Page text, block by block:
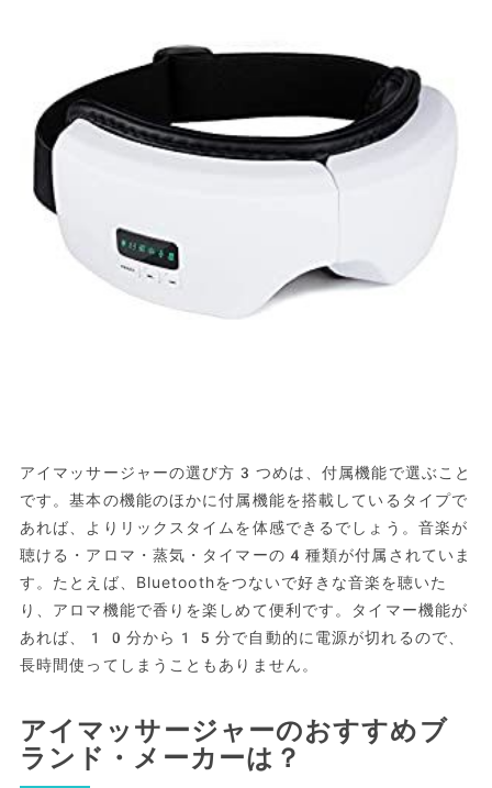
アイマッサージャーの選び方3つめは、付属機能で選ぶこと
です。基本の機能のほかに付属機能を搭載しているタイプで
あれば、よりリックスタイムを体感できるでしょう。音楽が
聴ける・アロマ・蒸気・タイマーの4種類が付属されていま
す。たとえば、Bluetoothをつないで好きな音楽を聴いた
り、アロマ機能で香りを楽しめて便利です。タイマー機能が
あれば、10分から15分で自動的に電源が切れるので、
長時間使ってしまうこともありません。
アイマッサージャーのおすすめブ
ランド・メーカーは？